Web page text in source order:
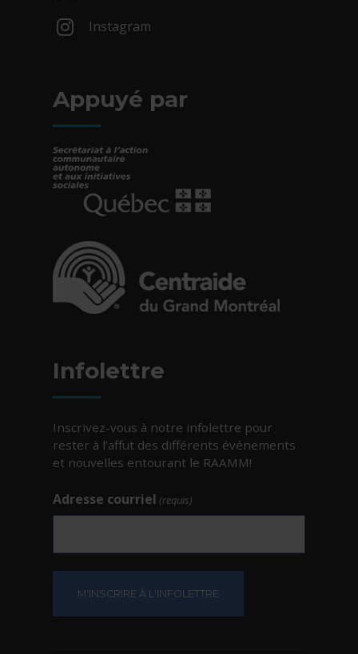
Instagram
Appuyé par
Infolettre
Inscrivez-vous à notre infolettre pour
rester à l’affut des différents événements
et nouvelles entourant le RAAMM!
Adresse courriel (requis)